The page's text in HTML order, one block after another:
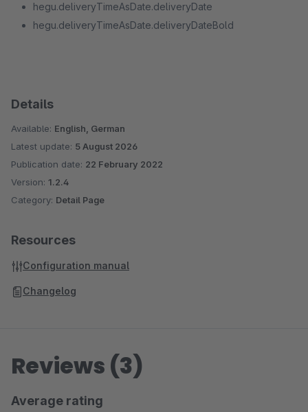
hegu.deliveryTimeAsDate.deliveryDate
hegu.deliveryTimeAsDate.deliveryDateBold
Details
Available: English, German
Latest update: 5 August 2026
Publication date: 22 February 2022
Version: 1.2.4
Category: Detail Page
Resources
Configuration manual
Changelog
Reviews (3)
Average rating